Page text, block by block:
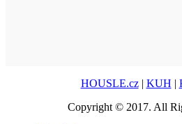
HOUSLE.cz| KUH |
Copyright © 2017. All